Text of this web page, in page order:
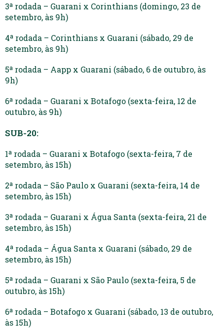
3ª rodada – Guarani x Corinthians (domingo, 23 de
setembro, às 9h)
4ª rodada – Corinthians x Guarani (sábado, 29 de
setembro, às 9h)
5ª rodada – Aapp x Guarani (sábado, 6 de outubro, às
9h)
6ª rodada – Guarani x Botafogo (sexta-feira, 12 de
outubro, às 9h)
SUB-20:
1ª rodada – Guarani x Botafogo (sexta-feira, 7 de
setembro, às 15h)
2ª rodada – São Paulo x Guarani (sexta-feira, 14 de
setembro, às 15h)
3ª rodada – Guarani x Água Santa (sexta-feira, 21 de
setembro, às 15h)
4ª rodada – Água Santa x Guarani (sábado, 29 de
setembro, às 15h)
5ª rodada – Guarani x São Paulo (sexta-feira, 5 de
outubro, às 15h)
6ª rodada – Botafogo x Guarani (sábado, 13 de outubro,
às 15h)